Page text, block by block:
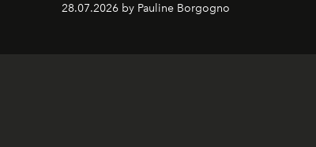
28.07.2026 by Pauline Borgogno